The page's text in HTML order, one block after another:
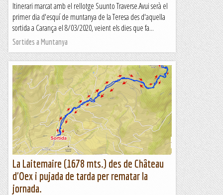
Itinerari marcat amb el rellotge Suunto Traverse.Avui serà el
primer dia d'esquí de muntanya de la Teresa des d'aquella
sortida a Carança el 8/03/2020, veient els dies que fa...
Sortides a Muntanya
La Laitemaire (1678 mts.) des de Château
d'Oex i pujada de tarda per rematar la
jornada.